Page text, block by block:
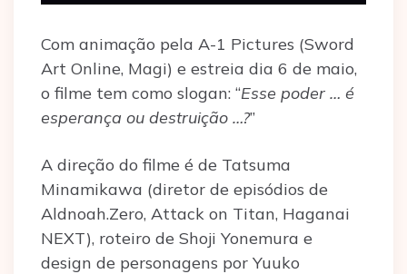
Com animação pela A-1 Pictures (Sword
Art Online, Magi) e estreia dia 6 de maio,
o filme tem como slogan: “Esse poder … é
esperança ou destruição …?”
A direção do filme é de Tatsuma
Minamikawa (diretor de episódios de
Aldnoah.Zero, Attack on Titan, Haganai
NEXT), roteiro de Shoji Yonemura e
design de personagens por Yuuko